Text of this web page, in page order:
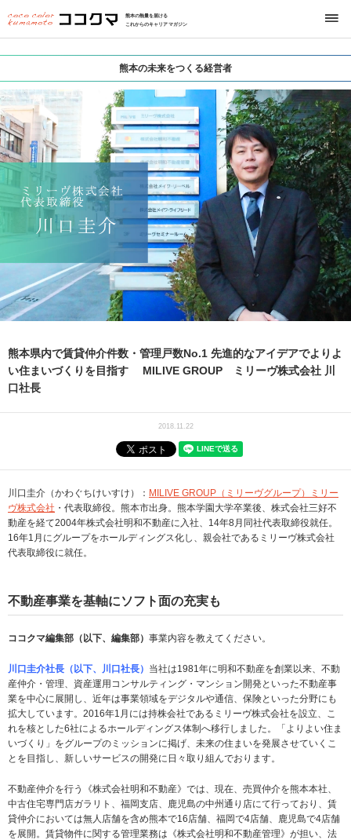
熊本の熱量を届ける
これからのキャリアマガジン
熊本の未来をつくる経営者
熊本県内で賃貸仲介件数・管理戸数No.1 先進的なアイデアでよりよ
い住まいづくりを目指す MILIVE GROUP ミリーヴ株式会社 川
口社長
2018.11.22
川口圭介（かわぐちけいすけ）： MILIVE GROUP（ミリーヴグループ）ミリー
ヴ株式会社 ・代表取締役。熊本市出身。熊本学園大学卒業後、株式会社三好不
動産を経て2004年株式会社明和不動産に入社、14年8月同社代表取締役就任。
16年1月にグループをホールディングス化し、親会社であるミリーヴ株式会社
代表取締役に就任。
不動産事業を基軸にソフト面の充実も
ココクマ編集部（以下、編集部） 事業内容を教えてください。
川口圭介社長（以下、川口社長） 当社は1981年に明和不動産を創業以来、不動
産仲介・管理、資産運用コンサルティング・マンション開発といった不動産事
業を中心に展開し、近年は事業領域をデジタルや通信、保険といった分野にも
拡大しています。2016年1月には持株会社であるミリーヴ株式会社を設立、こ
れを核とした6社によるホールディングス体制へ移行しました。「よりよい住ま
いづくり」をグループのミッションに掲げ、未来の住まいを発展させていくこ
とを目指し、新しいサービスの開発に日々取り組んでおります。
不動産仲介を行う《株式会社明和不動産》では、現在、売買仲介を熊本本社、
中古住宅専門店ガラリト、福岡支店、鹿児島の中州通り店にて行っており、賃
貸仲介においては無人店舗を含め熊本で16店舗、福岡で4店舗、鹿児島で4店舗
を展開。賃貸物件に関する管理業務は《株式会社明和不動産管理》が担い、法